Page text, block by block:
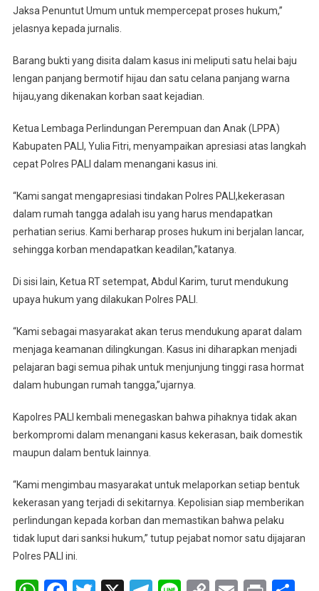
Jaksa Penuntut Umum untuk mempercepat proses hukum,”
jelasnya kepada jurnalis.
Barang bukti yang disita dalam kasus ini meliputi satu helai baju
lengan panjang bermotif hijau dan satu celana panjang warna
hijau,yang dikenakan korban saat kejadian.
Ketua Lembaga Perlindungan Perempuan dan Anak (LPPA)
Kabupaten PALI, Yulia Fitri, menyampaikan apresiasi atas langkah
cepat Polres PALI dalam menangani kasus ini.
“Kami sangat mengapresiasi tindakan Polres PALI,kekerasan
dalam rumah tangga adalah isu yang harus mendapatkan
perhatian serius. Kami berharap proses hukum ini berjalan lancar,
sehingga korban mendapatkan keadilan,”katanya.
Di sisi lain, Ketua RT setempat, Abdul Karim, turut mendukung
upaya hukum yang dilakukan Polres PALI.
“Kami sebagai masyarakat akan terus mendukung aparat dalam
menjaga keamanan dilingkungan. Kasus ini diharapkan menjadi
pelajaran bagi semua pihak untuk menjunjung tinggi rasa hormat
dalam hubungan rumah tangga,”ujarnya.
Kapolres PALI kembali menegaskan bahwa pihaknya tidak akan
berkompromi dalam menangani kasus kekerasan, baik domestik
maupun dalam bentuk lainnya.
“Kami mengimbau masyarakat untuk melaporkan setiap bentuk
kekerasan yang terjadi di sekitarnya. Kepolisian siap memberikan
perlindungan kepada korban dan memastikan bahwa pelaku
tidak luput dari sanksi hukum,” tutup pejabat nomor satu dijajaran
Polres PALI ini.